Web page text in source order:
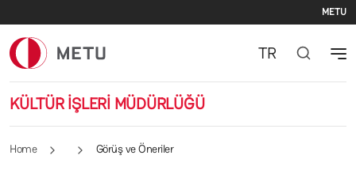
METU
KÜLTÜR İŞLERİ MÜDÜRLÜĞÜ
TR
Home Görüş ve Öneriler